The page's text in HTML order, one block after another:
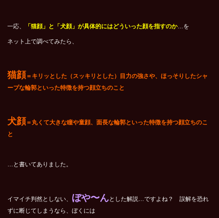
一応、 「猫顔」と「犬顔」が具体的にはどういった顔を指すのか…を
ネット上で調べてみたら、
猫顔 ＝キリッとした（スッキリとした）目力の強さや、ほっそりしたシャ
ープな輪郭といった特徴を持つ顔立ちのこと
犬顔 ＝丸くて大きな瞳や童顔、面長な輪郭といった特徴を持つ顔立ちのこ
と
…と書いてありました。
イマイチ判然としない、 ぼや〜んとした解説…ですよね？ 誤解を恐れ
ずに断じてしまうなら、ぼくには